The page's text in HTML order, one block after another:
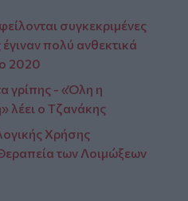
συγκεκριμένες
πολύ ανθεκτικά
2020
γρίπης - «Όλη η
λέει ο Τζανάκης
Χρήσης
των Λοιμώξεων